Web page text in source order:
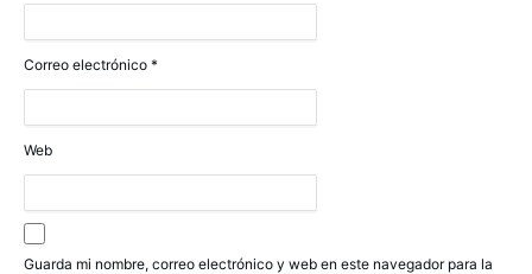
Correo electrónico *
Web
Guarda mi nombre, correo electrónico y web en este navegador para la